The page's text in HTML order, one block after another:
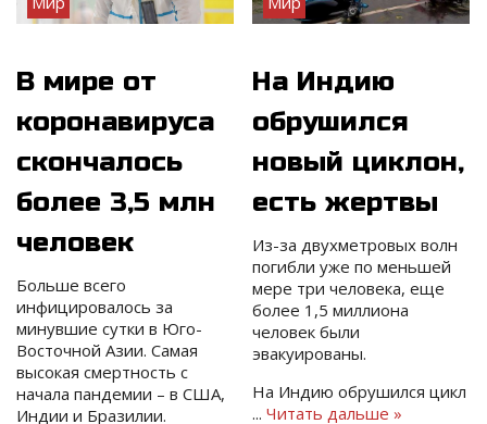
В мире от
коронавируса
скончалось
более 3,5 млн
человек
Больше всего
инфицировалось за
минувшие сутки в Юго-
Восточной Азии. Самая
высокая смертность с
начала пандемии – в США,
Индии и Бразилии.
На Индию
обрушился
новый циклон,
есть жертвы
Из-за двухметровых волн
погибли уже по меньшей
мере три человека, еще
более 1,5 миллиона
человек были
эвакуированы.
На Индию обрушился цикл
...Читать дальше »